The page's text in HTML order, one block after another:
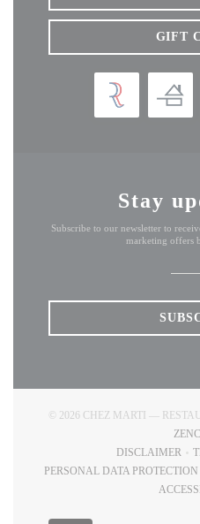
GIFT
Stay
Subscribe to our newsletter to
marketing offers
© 2026 CHEZ MARTI —
DISCLAIMER
PERSONAL DATA